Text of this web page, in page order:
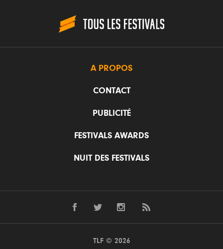
A PROPOS
CONTACT
PUBLICITÉ
FESTIVALS AWARDS
NUIT DES FESTIVALS
TLF © 2026